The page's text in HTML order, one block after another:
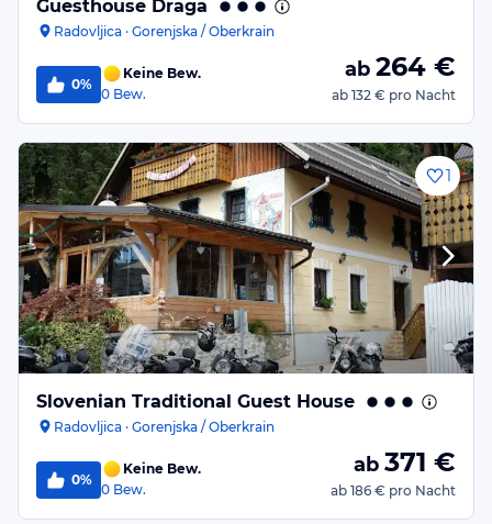
Guesthouse Draga
Radovljica · Gorenjska / Oberkrain
0%
Keine Bew.
0 Bew.
ab 264 €
ab 132 € pro Nacht
1
Slovenian Traditional Guest House
Radovljica · Gorenjska / Oberkrain
0%
Keine Bew.
0 Bew.
ab 371 €
ab 186 € pro Nacht